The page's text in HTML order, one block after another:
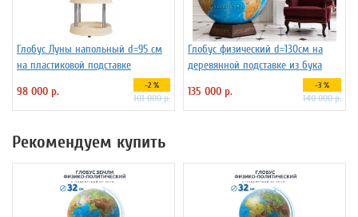
Глобус Луны напольный d=95 см
на пластиковой подставке
98 000 р.
-2 %
101 000 р.
Глобус физический d=130см на
деревянной подставке из бука
135 000 р.
-3 %
140 000 р.
Рекомендуем купить